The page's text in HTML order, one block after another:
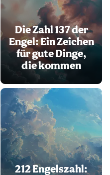
Die Zahl 137 der
Engel: Ein Zeichen
für gute Dinge,
die kommen
212 Engelszahl: